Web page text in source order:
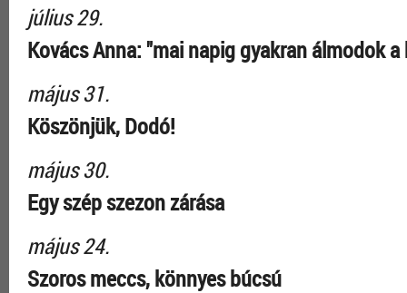
július 29.
Kovács Anna: "mai napig gyakran álmodok
május 31.
Köszönjük, Dodó!
május 30.
Egy szép szezon zárása
május 24.
Szoros meccs, könnyes búcsú